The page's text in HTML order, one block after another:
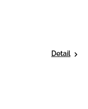
Detail